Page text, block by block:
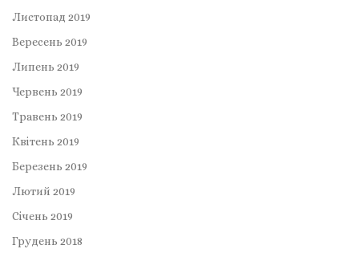
Листопад 2019
Вересень 2019
Липень 2019
Червень 2019
Травень 2019
Квітень 2019
Березень 2019
Лютий 2019
Січень 2019
Грудень 2018